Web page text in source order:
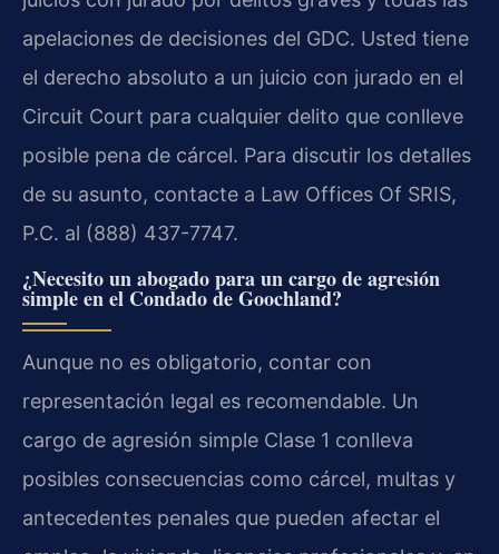
apelaciones de decisiones del GDC. Usted tiene
el derecho absoluto a un juicio con jurado en el
Circuit Court para cualquier delito que conlleve
posible pena de cárcel. Para discutir los detalles
de su asunto, contacte a Law Offices Of SRIS,
P.C. al (888) 437-7747.
¿Necesito un abogado para un cargo de agresión
simple en el Condado de Goochland?
Aunque no es obligatorio, contar con
representación legal es recomendable. Un
cargo de agresión simple Clase 1 conlleva
posibles consecuencias como cárcel, multas y
antecedentes penales que pueden afectar el